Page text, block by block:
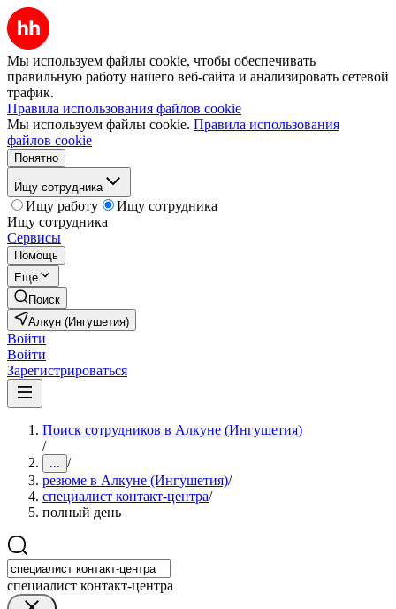
Мы используем файлы cookie, чтобы обеспечивать
правильную работу нашего веб-сайта и анализировать сетевой
трафик.
Правила использования файлов cookie
Мы используем файлы cookie. Правила использования
файлов cookie
Понятно
Ищу сотрудника
Ищу работу
Ищу сотрудника
Ищу сотрудника
Сервисы
Помощь
Ещё
Поиск
Алкун (Ингушетия)
Войти
Войти
Зарегистрироваться
Поиск сотрудников в Алкуне (Ингушетия)
/
... /
резюме в Алкуне (Ингушетия)/
специалист контакт-центра/
полный день
специалист контакт-центра